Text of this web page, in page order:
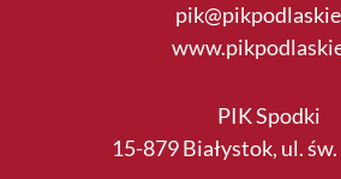
PIK Spodki
15-879 Białystok, ul.